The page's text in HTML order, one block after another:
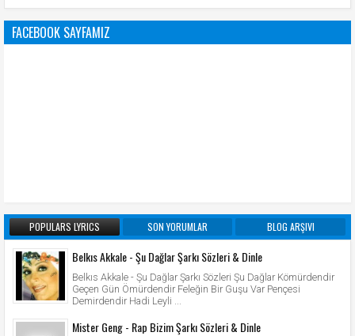
FACEBOOK SAYFAMIZ
POPULARS LYRICS SON YORUMLAR BLOG ARŞIVI
Belkıs Akkale - Şu Dağlar Şarkı Sözleri & Dinle
Belkıs Akkale - Şu Dağlar Şarkı Sözleri Şu Dağlar Kömürdendir
Geçen Gün Ömürdendir Feleğin Bir Guşu Var Pençesi
Demirdendir Hadi Leyli ...
Mister Geng - Rap Bizim Şarkı Sözleri & Dinle